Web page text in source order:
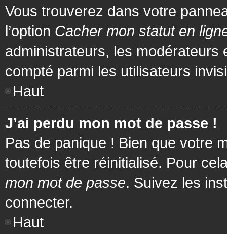
Vous trouverez dans votre
l’option Cacher mon statut en
administrateurs, les
compté parmi les utilisateurs
Haut
J’ai perdu mon mot de passe !
Pas de panique ! Bien que votre
toutefois être réinitialisé. Pour
mon mot de passe. Suivez les
connecter.
Haut